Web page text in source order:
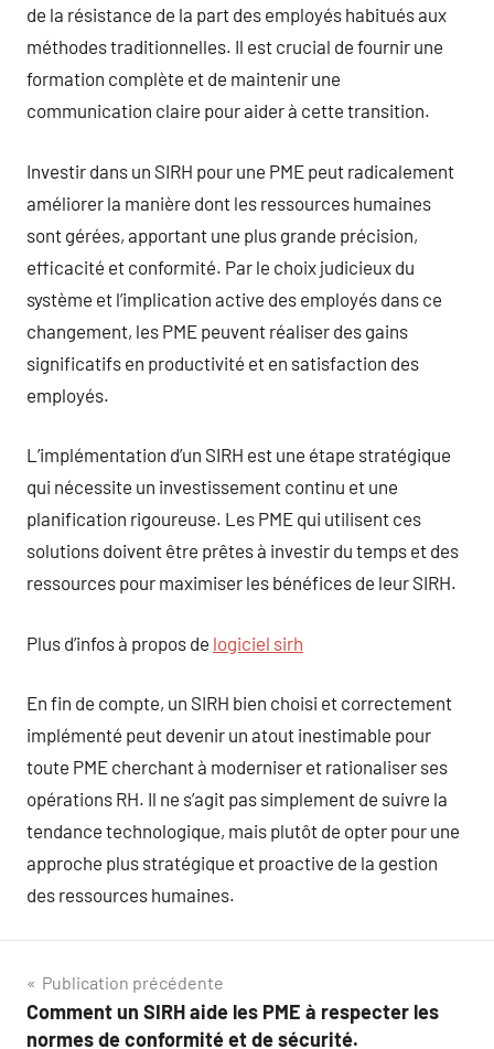
de la résistance de la part des employés habitués aux
méthodes traditionnelles. Il est crucial de fournir une
formation complète et de maintenir une
communication claire pour aider à cette transition.
Investir dans un SIRH pour une PME peut radicalement
améliorer la manière dont les ressources humaines
sont gérées, apportant une plus grande précision,
efficacité et conformité. Par le choix judicieux du
système et l’implication active des employés dans ce
changement, les PME peuvent réaliser des gains
significatifs en productivité et en satisfaction des
employés.
L’implémentation d’un SIRH est une étape stratégique
qui nécessite un investissement continu et une
planification rigoureuse. Les PME qui utilisent ces
solutions doivent être prêtes à investir du temps et des
ressources pour maximiser les bénéfices de leur SIRH.
Plus d’infos à propos de logiciel sirh
En fin de compte, un SIRH bien choisi et correctement
implémenté peut devenir un atout inestimable pour
toute PME cherchant à moderniser et rationaliser ses
opérations RH. Il ne s’agit pas simplement de suivre la
tendance technologique, mais plutôt de opter pour une
approche plus stratégique et proactive de la gestion
des ressources humaines.
Navigation
de
Publication précédente
Comment un SIRH aide les PME à respecter les
normes de conformité et de sécurité.